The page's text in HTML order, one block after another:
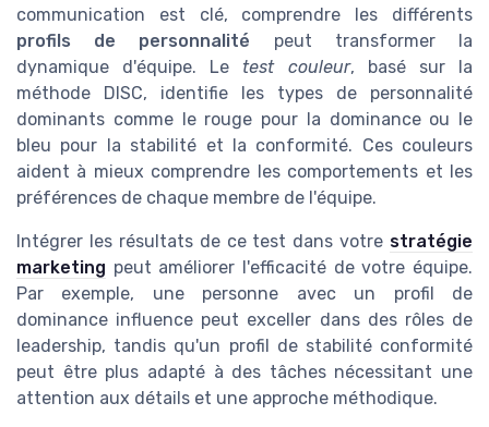
communication est clé, comprendre les différents
profils de personnalité peut transformer la
dynamique d'équipe. Le test couleur, basé sur la
méthode DISC, identifie les types de personnalité
dominants comme le rouge pour la dominance ou le
bleu pour la stabilité et la conformité. Ces couleurs
aident à mieux comprendre les comportements et les
préférences de chaque membre de l'équipe.
Intégrer les résultats de ce test dans votre stratégie
marketing peut améliorer l'efficacité de votre équipe.
Par exemple, une personne avec un profil de
dominance influence peut exceller dans des rôles de
leadership, tandis qu'un profil de stabilité conformité
peut être plus adapté à des tâches nécessitant une
attention aux détails et une approche méthodique.